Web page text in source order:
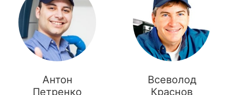
Антон
Петренко
Всеволод
Краснов